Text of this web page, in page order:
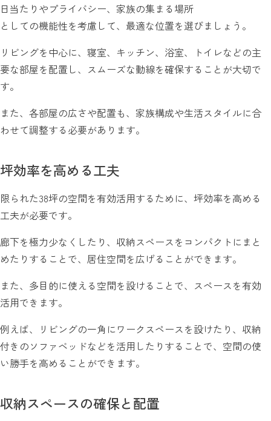
日当たりやプライバシー、家族の集まる場所
としての機能性を考慮して、最適な位置を選びましょう。
リビングを中心に、寝室、キッチン、浴室、トイレなどの主
要な部屋を配置し、スムーズな動線を確保することが大切で
す。
また、各部屋の広さや配置も、家族構成や生活スタイルに合
わせて調整する必要があります。
坪効率を高める工夫
限られた38坪の空間を有効活用するために、坪効率を高める
工夫が必要です。
廊下を極力少なくしたり、収納スペースをコンパクトにまと
めたりすることで、居住空間を広げることができます。
また、多目的に使える空間を設けることで、スペースを有効
活用できます。
例えば、リビングの一角にワークスペースを設けたり、収納
付きのソファベッドなどを活用したりすることで、空間の使
い勝手を高めることができます。
収納スペースの確保と配置